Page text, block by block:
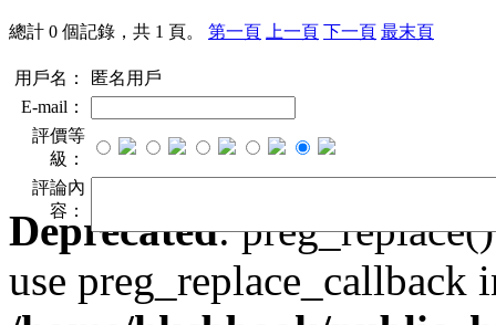
總計 0 個記錄，共 1 頁。 第一頁 上一頁 下一頁 最末頁
用戶名：
匿名用戶
E-mail：
評價等
級：
評論內
容：
Deprecated:
use preg_replace_callback